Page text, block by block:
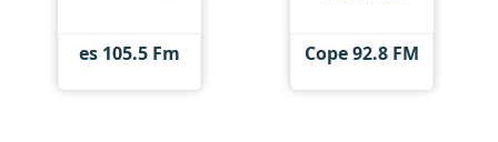
es 105.5 Fm Cope 92.8 FM